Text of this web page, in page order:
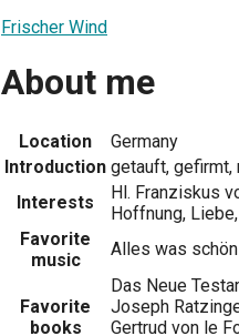
Frischer Wind
About me
Location
Germany
Introduction getauft,
Interests
Hl. Franziskus
Hoffnung,
Favorite
music
Alles was
Favorite
books
Das Neue
Joseph
Gertrud von le